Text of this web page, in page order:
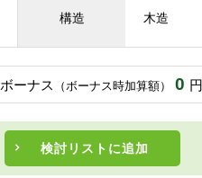
構造 木造
ボーナス （ボーナス時加算額） 0 円
検討リスト に追加